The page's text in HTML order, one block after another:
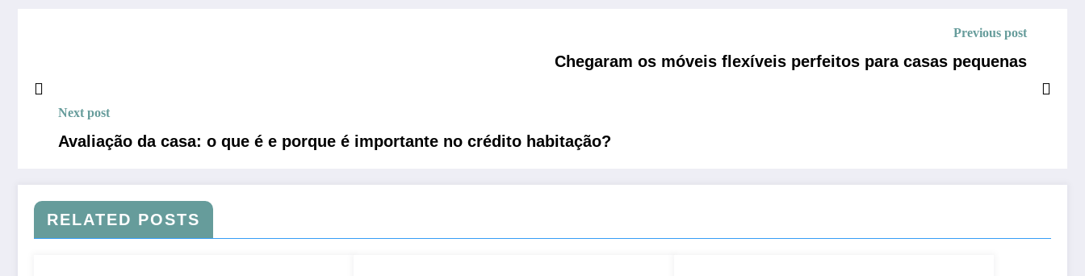
Previous post
Chegaram os móveis flexíveis perfeitos para casas pequenas
Next post
Avaliação da casa: o que é e porque é importante no crédito habitação?
RELATED POSTS